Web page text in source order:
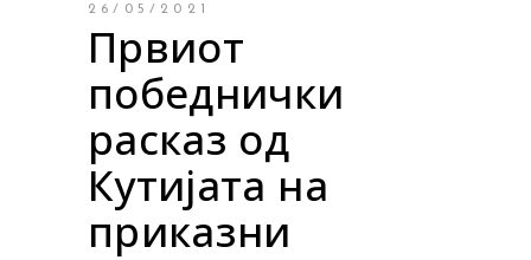
26/05/2021
Првиот
победнички
расказ од
Кутијата на
приказни